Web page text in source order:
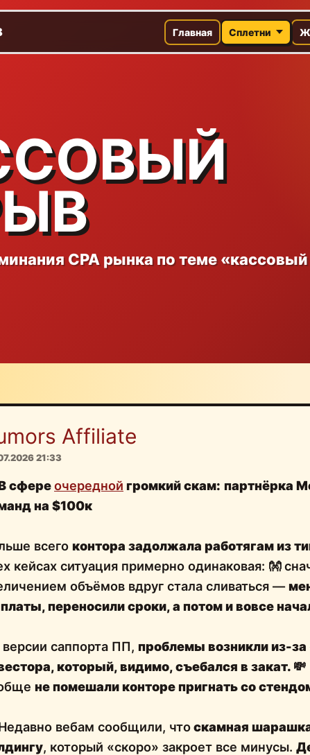
Главная Сплетни
CPA рынка по теме «кассовый
Affiliate
21:33
сфереочередной громкий скам: партнёрка
на $100к
всего контора задолжала работягам из
кейсах ситуация примерно одинаковая: 👐
объёмов вдруг стала сливаться —
переносили сроки, а потом и вовсе
саппорта ПП, проблемы возникли из-
, который, видимо, съебался в закат. 💸
не помешали конторе пригнать со
вебам сообщили, чтоскамная
, который «скоро» закроет все минусы.